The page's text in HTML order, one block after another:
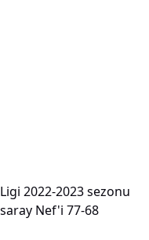
2022-2023 sezonu
Nef'i 77-68